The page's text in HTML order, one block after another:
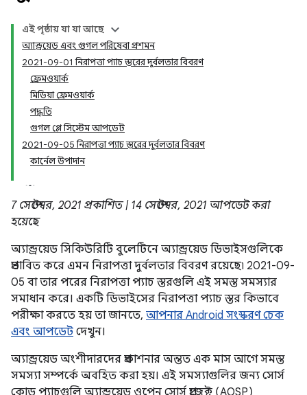
এই পৃষ্ঠায় যা যা আছে
অ্যান্ড্রয়েড এবং গুগল পরিষেবা প্রশমন
2021-09-01 নিরাপত্তা প্যাচ স্তরের দুর্বলতার বিবরণ
ফ্রেমওয়ার্ক
মিডিয়া ফ্রেমওয়ার্ক
পদ্ধতি
গুগল প্লে সিস্টেম আপডেট
2021-09-05 নিরাপত্তা প্যাচ স্তরের দুর্বলতার বিবরণ
কার্নেল উপাদান
7 সেপ্টেম্বর, 2021 প্রকাশিত | 14 সেপ্টেম্বর, 2021 আপডেট করা
হয়েছে
অ্যান্ড্রয়েড সিকিউরিটি বুলেটিনে অ্যান্ড্রয়েড ডিভাইসগুলিকে
প্রভাবিত করে এমন নিরাপত্তা দুর্বলতার বিবরণ রয়েছে৷ 2021-09-
05 বা তার পরের নিরাপত্তা প্যাচ স্তরগুলি এই সমস্ত সমস্যার
সমাধান করে। একটি ডিভাইসের নিরাপত্তা প্যাচ স্তর কিভাবে
পরীক্ষা করতে হয় তা জানতে, আপনার Android সংস্করণ চেক
এবং আপডেট দেখুন।
অ্যান্ড্রয়েড অংশীদারদের প্রকাশনার অন্তত এক মাস আগে সমস্ত
সমস্যা সম্পর্কে অবহিত করা হয়। এই সমস্যাগুলির জন্য সোর্স
কোড প্যাচগুলি অ্যান্ড্রয়েড ওপেন সোর্স প্রজেক্ট (AOSP)